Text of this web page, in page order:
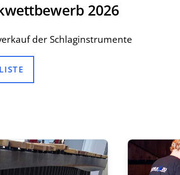
2026
der Schlaginstrumente